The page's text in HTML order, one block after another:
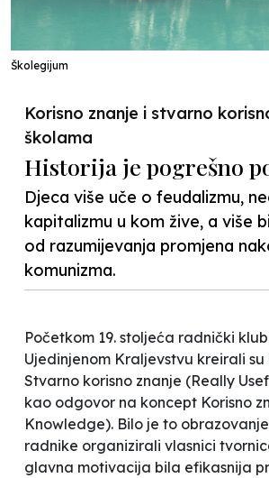
Školegijum
Korisno znanje i stvarno
školama
Historija je pogrešno
Djeca više uče o feudalizmu,
kapitalizmu u kom žive, a više
od razumijevanja promjena
komunizma.
Početkom 19. stoljeća radnički
Ujedinjenom Kraljevstvu kreirali
Stvarno korisno znanje (Really
kao odgovor na koncept Korisno
Knowledge). Bilo je to
radnike organizirali vlasnici
glavna motivacija bila efikasnija